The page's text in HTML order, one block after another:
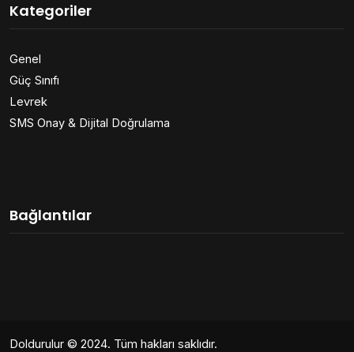
Kategoriler
Genel
Güç Sınıfı
Levrek
SMS Onay & Dijital Doğrulama
Bağlantılar
Doldurulur © 2024. Tüm hakları saklıdır.